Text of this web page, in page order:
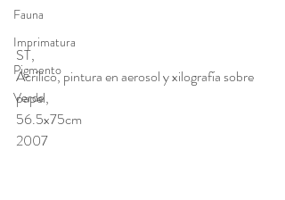
Fauna
Imprimatura
Pigmento
Verde
ST,
Acrílico, pintura en aerosol y xilografía sobre
papel,
56.5x75cm
2007